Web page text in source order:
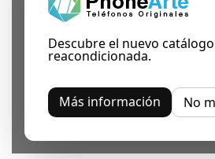
Descubre el nuevo
reacondicionada.
Más información No